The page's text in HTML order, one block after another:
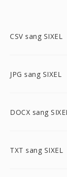
CSV sang SIXEL
JPG sang SIXEL
DOCX sang SIXEL
TXT sang SIXEL